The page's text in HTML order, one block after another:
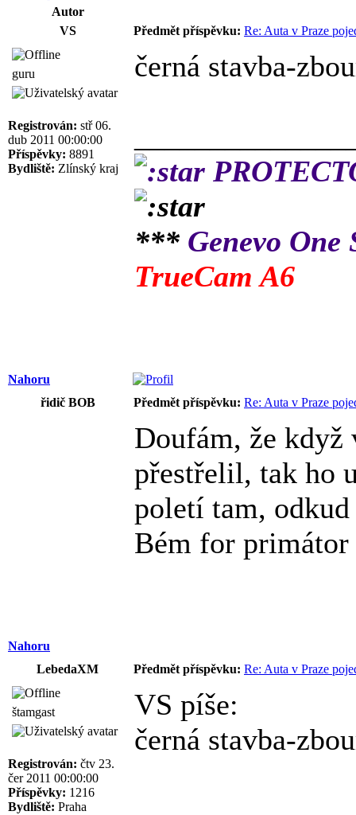
Autor
VS
Předmět příspěvku: Re: Auta v Praze
guru
Registrován: stř 06.
dub 2011 00:00:00
Příspěvky: 8891
Bydliště: Zlínský kraj
černá stavba-
*** Genevo One
TrueCam A6
Nahoru
řidič BOB
Předmět příspěvku: Re: Auta v Praze
Doufám, že když
přestřelil, tak ho
poletí tam,
Bém for primátor
Nahoru
LebedaXM
Předmět příspěvku: Re: Auta v Praze
štamgast
Registrován: čtv 23.
čer 2011 00:00:00
Příspěvky: 1216
Bydliště: Praha
VS píše:
černá stavba-